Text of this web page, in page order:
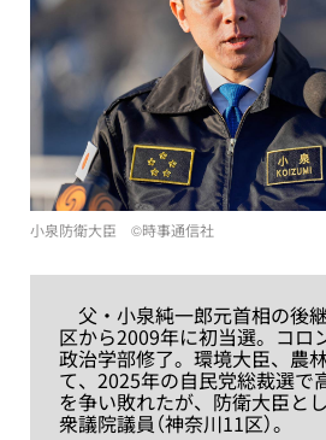
小泉防衛大臣 ©時事通信社
父・小泉純一郎元首相の後
区から2009年に初当選。コロ
政治学部修了。環境大臣、農
て、2025年の自民党総裁選で
を争い敗れたが、防衛大臣と
衆議院議員（神奈川11区）。